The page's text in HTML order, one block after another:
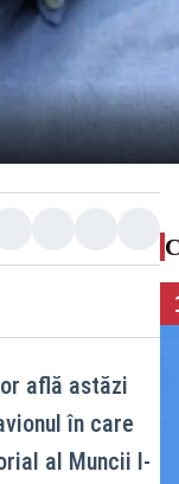
află astăzi
în care
al Muncii l-